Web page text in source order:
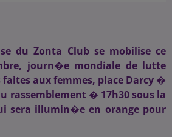
du Zonta Club se mobilise ce
journ�e mondiale de lutte
aux femmes, place Darcy �
rassemblement � 17h30 sous la
sera illumin�e en orange pour